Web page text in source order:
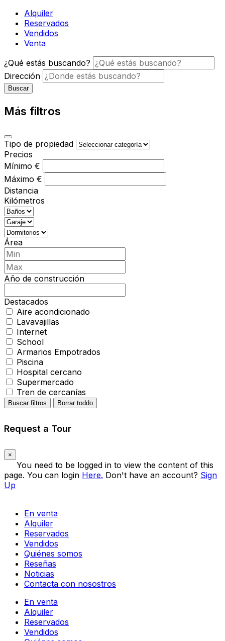
Alquiler
Reservados
Vendidos
Venta
¿Qué estás buscando?
Dirección
Buscar
Más filtros
Tipo de propiedad
Precios
Mínimo €
Máximo €
Distancia
Kilómetros
Área
Año de construcción
Destacados
Aire acondicionado
Lavavajillas
Internet
School
Armarios Empotrados
Piscina
Hospital cercano
Supermercado
Tren de cercanías
Buscar filtros Borrar toddo
Request a Tour
×
You need to be logged in to view the content of this
page. You can login Here. Don't have an account? Sign
Up
En venta
Alquiler
Reservados
Vendidos
Quiénes somos
Reseñas
Noticias
Contacta con nosostros
En venta
Alquiler
Reservados
Vendidos